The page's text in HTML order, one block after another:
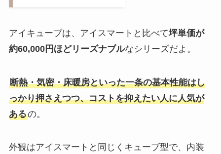
アイキューブは、アイスマートと比べて坪単価が
約60,000円ほどリーズナブルなシリーズだよ。
断熱・気密・床暖房といった一条の基本性能はし
っかり押さえつつ、コストを抑えたい人に人気が
あるの。
外観はアイスマートと同じくキューブ型で、内装